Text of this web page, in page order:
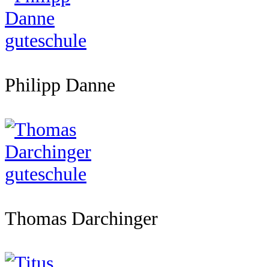
Philipp Danne
Thomas Darchinger